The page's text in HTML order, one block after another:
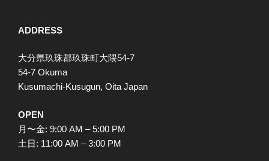
ADDRESS
大分県玖珠郡玖珠町大隈54-7
54-7 Okuma
Kusumachi-Kusugun, Oita Japan
OPEN
月〜金: 9:00 AM – 5:00 PM
土日: 11:00 AM – 3:00 PM